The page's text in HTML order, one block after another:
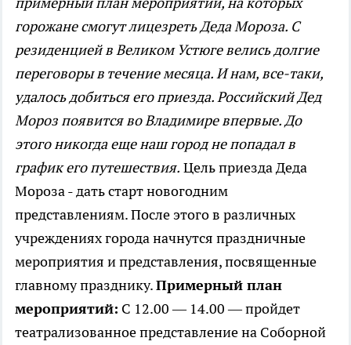
горожане смогут лицезреть Деда Мороза. С
резиденцией в Великом Устюге велись долгие
переговоры в течение месяца. И нам, все-таки,
удалось добиться его приезда. Российский Дед
Мороз появится во Владимире впервые. До
этого никогда еще наш город не попадал в
график его путешествия. Цель приезда Деда
Мороза - дать старт новогодним
представлениям. После этого в различных
учреждениях города начнутся праздничные
мероприятия и представления, посвященные
главному празднику.Примерный план
мероприятий: С 12.00 — 14.00 — пройдет
театрализованное представление на Соборной